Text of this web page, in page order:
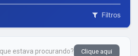
Filtros
estava procurando? Clique aqui